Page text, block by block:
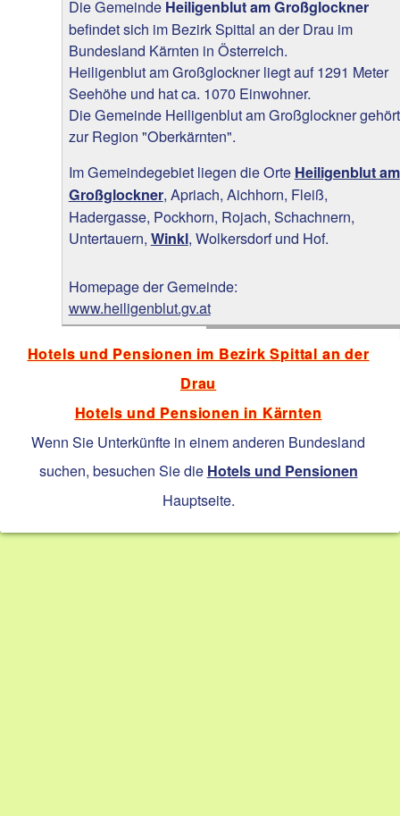
Die Gemeinde Heiligenblut am Großglockner
befindet sich im Bezirk Spittal an der Drau im
Bundesland Kärnten in Österreich.
Heiligenblut am Großglockner liegt auf 1291 Meter
Seehöhe und hat ca. 1070 Einwohner.
Die Gemeinde Heiligenblut am Großglockner gehört
zur Region "Oberkärnten".
Im Gemeindegebiet liegen die Orte Heiligenblut am
Großglockner, Apriach, Aichhorn, Fleiß,
Hadergasse, Pockhorn, Rojach, Schachnern,
Untertauern, Winkl, Wolkersdorf und Hof.
Homepage der Gemeinde:
www.heiligenblut.gv.at
Hotels und Pensionen im Bezirk Spittal an der
Drau
Hotels und Pensionen in Kärnten
Wenn Sie Unterkünfte in einem anderen Bundesland
suchen, besuchen Sie die Hotels und Pensionen
Hauptseite.